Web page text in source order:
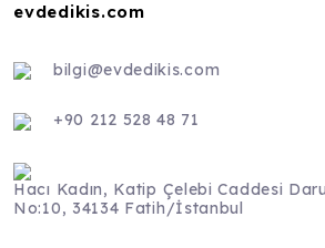
evdedikis.com
bilgi@evdedikis.com
+90 212 528 48 71
Hacı Kadın, Katip Çelebi Caddesi
No:10, 34134 Fatih/İstanbul